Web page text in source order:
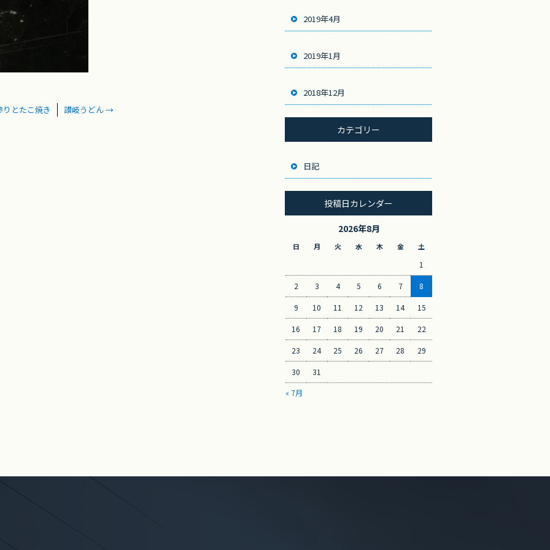
とたこ焼き 讃岐うどん→
2019年4月
2019年1月
2018年12月
カテゴリー
日記
投稿日カレンダー
2026年8月
日 月 火 水 木 金 土
« 7月
1
2 3 4 5 6 7 8
9 10 11 12 13 14 15
16 17 18 19 20 21 22
23 24 25 26 27 28 29
30 31